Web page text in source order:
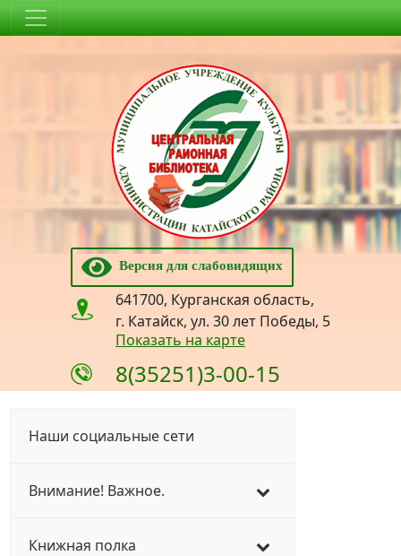
Версия для слабовидящих
641700, Курганская область,
г. Катайск, ул. 30 лет Победы, 5
Показать на карте
8(35251)3-00-15
Наши социальные сети
Внимание! Важное.
Книжная полка